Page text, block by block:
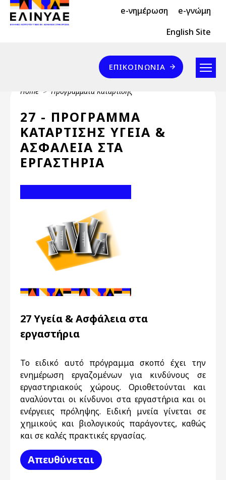
Skip to main content
Header Top 2 e-νημέρωση e-γνώμη
Header Top English Site
Επικοινωνία
ΕΠΙΚΟΙΝΩΝΊΑ
Breadcrumb
Home Προγράμματα Κατάρτισης
27 - ΠΡΟΓΡΑΜΜΑ
ΚΑΤΑΡΤΙΣΗΣ ΥΓΕΙΑ &
ΑΣΦΑΛΕΙΑ ΣΤΑ
ΕΡΓΑΣΤΗΡΙΑ
27 Υγεία & Ασφάλεια στα
εργαστήρια
Το ειδικό αυτό πρόγραμμα σκοπό έχει την
ενημέρωση εργαζομένων για κινδύνους σε
εργαστηριακούς χώρους. Οριοθετούνται και
αναλύονται οι κίνδυνοι στα εργαστήρια και οι
ενέργειες πρόληψης. Ειδική μνεία γίνεται σε
χημικούς και βιολογικούς παράγοντες, καθώς
και σε καλές πρακτικές εργασίας.
Απευθύνεται